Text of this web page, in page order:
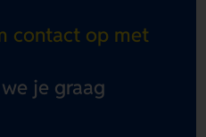
contact op met
je graag